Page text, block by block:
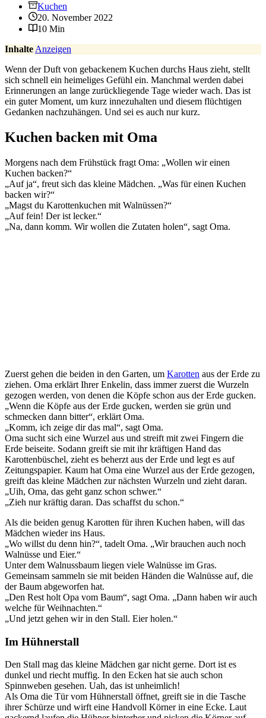
Kuchen
20. November 2022
10 Min
Inhalte Anzeigen
Wenn der Duft von gebackenem Kuchen durchs Haus zieht, stellt
sich schnell ein heimeliges Gefühl ein. Manchmal werden dabei
Erinnerungen an lange zurückliegende Tage wieder wach. Das ist
ein guter Moment, um kurz innezuhalten und diesem flüchtigen
Gedanken nachzuhängen. Und sei es auch nur kurz.
Kuchen backen mit Oma
Morgens nach dem Frühstück fragt Oma: „Wollen wir einen
Kuchen backen?“
„Auf ja“, freut sich das kleine Mädchen. „Was für einen Kuchen
backen wir?“
„Magst du Karottenkuchen mit Walnüssen?“
„Auf fein! Der ist lecker.“
„Na, dann komm. Wir wollen die Zutaten holen“, sagt Oma.
Zuerst gehen die beiden in den Garten, um Karotten aus der Erde zu
ziehen. Oma erklärt Ihrer Enkelin, dass immer zuerst die Wurzeln
gezogen werden, von denen die Köpfe schon aus der Erde gucken.
„Wenn die Köpfe aus der Erde gucken, werden sie grün und
schmecken dann bitter“, erklärt Oma.
„Komm, ich zeige dir das mal“, sagt Oma.
Oma sucht sich eine Wurzel aus und streift mit zwei Fingern die
Erde beiseite. Sodann greift sie mit ihr kräftigen Hand das
Karottenbüschel, zieht es beherzt aus der Erde und legt es auf
Zeitungspapier. Kaum hat Oma eine Wurzel aus der Erde gezogen,
greift das kleine Mädchen zur nächsten Wurzeln und zieht daran.
„Uih, Oma, das geht ganz schon schwer.“
„Zieh nur kräftig daran. Das schaffst du schon.“
Als die beiden genug Karotten für ihren Kuchen haben, will das
Mädchen wieder ins Haus.
„Wo willst du denn hin?“, tadelt Oma. „Wir brauchen auch noch
Walnüsse und Eier.“
Unter dem Walnussbaum liegen viele Walnüsse im Gras.
Gemeinsam sammeln sie mit beiden Händen die Walnüsse auf, die
der Baum abgeworfen hat.
„Den Rest holt Opa vom Baum“, sagt Oma. „Dann haben wir auch
welche für Weihnachten.“
„Und jetzt gehen wir in den Stall. Eier holen.“
Im Hühnerstall
Den Stall mag das kleine Mädchen gar nicht gerne. Dort ist es
dunkel und riecht muffig. In den Ecken hat sie auch schon
Spinnweben gesehen. Uah, das ist unheimlich!
Als Oma die Tür vom Hühnerstall öffnet, greift sie in die Tasche
ihrer Schürze und wirft eine Handvoll Körner in eine Ecke. Laut